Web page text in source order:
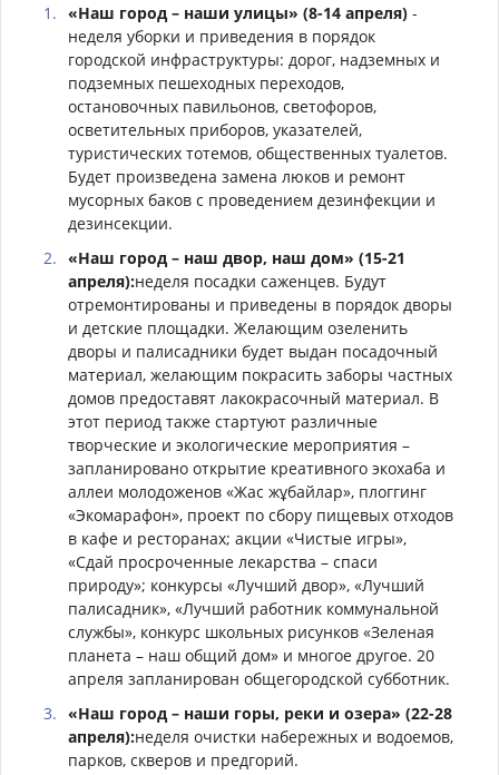
«Наш город – наши улицы» (8-14 апреля) -
неделя уборки и приведения в порядок
городской инфраструктуры: дорог, надземных и
подземных пешеходных переходов,
остановочных павильонов, светофоров,
осветительных приборов, указателей,
туристических тотемов, общественных туалетов.
Будет произведена замена люков и ремонт
мусорных баков с проведением дезинфекции и
дезинсекции.
«Наш город – наш двор, наш дом» (15-21
апреля):неделя посадки саженцев. Будут
отремонтированы и приведены в порядок дворы
и детские площадки. Желающим озеленить
дворы и палисадники будет выдан посадочный
материал, желающим покрасить заборы частных
домов предоставят лакокрасочный материал. В
этот период также стартуют различные
творческие и экологические мероприятия –
запланировано открытие креативного экохаба и
аллеи молодоженов «Жас жұбайлар», плоггинг
«Экомарафон», проект по сбору пищевых отходов
в кафе и ресторанах; акции «Чистые игры»,
«Сдай просроченные лекарства – спаси
природу»; конкурсы «Лучший двор», «Лучший
палисадник», «Лучший работник коммунальной
службы», конкурс школьных рисунков «Зеленая
планета – наш общий дом» и многое другое. 20
апреля запланирован общегородской субботник.
«Наш город – наши горы, реки и озера» (22-28
апреля):неделя очистки набережных и водоемов,
парков, скверов и предгорий.